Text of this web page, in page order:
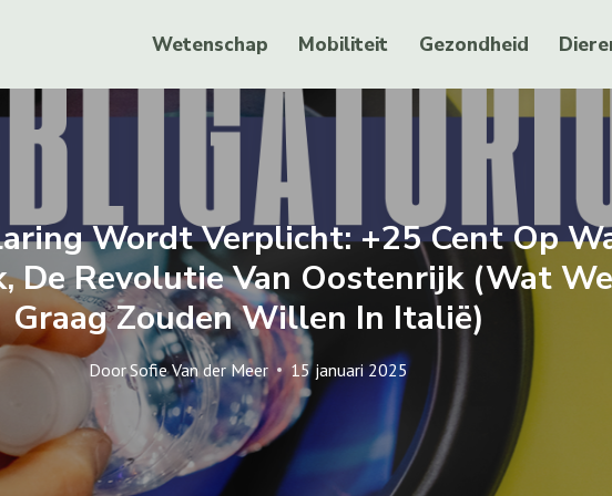
Wetenschap Mobiliteit Gezondheid
Wordt Verplicht: +25 Cent Op
De Revolutie Van Oostenrijk (wat
Graag Zouden Willen In Italië)
DoorSofie Van der Meer 15 januari 2025